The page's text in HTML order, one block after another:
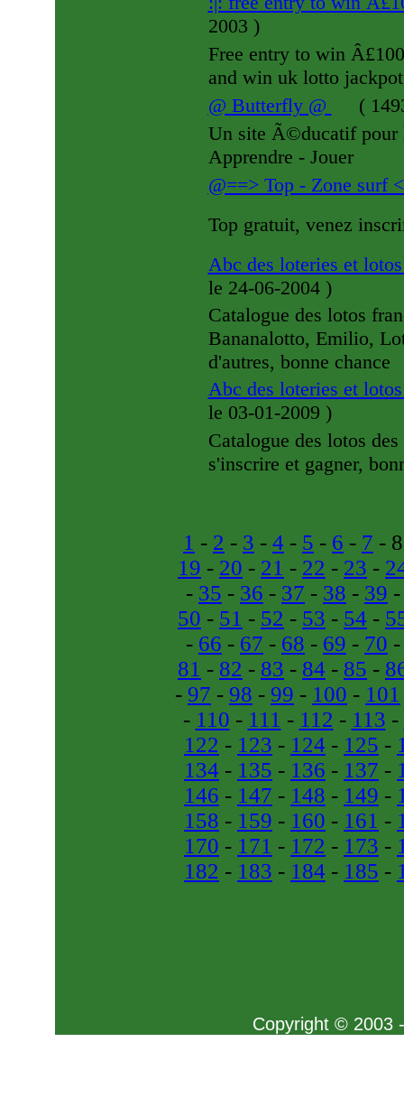
2003 )
Free entry to win
and win uk lotto
@ Butterfly @
(
Un site Ã©ducatif
Apprendre - Jouer
@==> Top - Zone surf
Top gratuit, venez
Abc des loteries et
le 24-06-2004 )
Catalogue des lotos
Bananalotto, Emilio,
d'autres, bonne chance
Abc des loteries et
le 03-01-2009 )
Catalogue des lotos
s'inscrire et gagner,
1 - 2 - 3 - 4 - 5 - 6 - 7 -
19 - 20 - 21 - 22 - 23 -
- 35 - 36 - 37 - 38 - 39
50 - 51 - 52 - 53 - 54 -
- 66 - 67 - 68 - 69 - 70
81 - 82 - 83 - 84 - 85 -
- 97 - 98 - 99 - 100 - 101
- 110 - 111 - 112 - 113 -
122 - 123 - 124 - 125 -
134 - 135 - 136 - 137 -
146 - 147 - 148 - 149 -
158 - 159 - 160 - 161 -
170 - 171 - 172 - 173 -
182 - 183 - 184 - 185 -
Copyright © 2003